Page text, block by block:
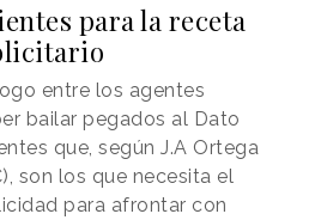
para la receta
entre los agentes
bailar pegados al Dato
que, según J.A Ortega
son los que necesita el
para afrontar con